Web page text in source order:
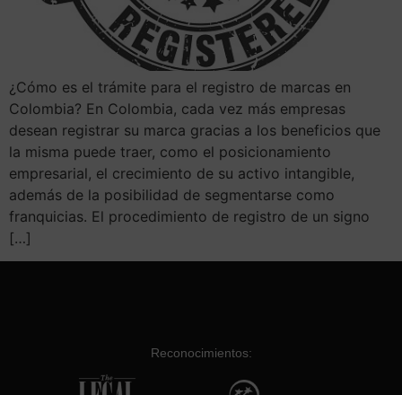
¿Cómo es el trámite para el registro de marcas en
Colombia? En Colombia, cada vez más empresas
desean registrar su marca gracias a los beneficios que
la misma puede traer, como el posicionamiento
empresarial, el crecimiento de su activo intangible,
además de la posibilidad de segmentarse como
franquicias. El procedimiento de registro de un signo
[…]
Reconocimientos: